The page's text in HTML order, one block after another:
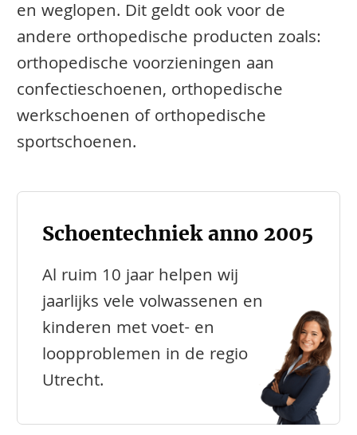
en weglopen. Dit geldt ook voor de
andere orthopedische producten zoals:
orthopedische voorzieningen aan
confectieschoenen, orthopedische
werkschoenen of orthopedische
sportschoenen.
Schoentechniek anno 2005
Al ruim 10 jaar helpen wij
jaarlijks vele volwassenen en
kinderen met voet- en
loopproblemen in de regio
Utrecht.